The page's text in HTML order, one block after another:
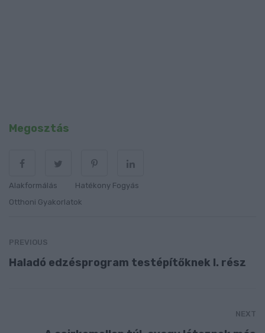
Megosztás
Alakformálás
Hatékony Fogyás
Otthoni Gyakorlatok
PREVIOUS
Haladó edzésprogram testépítőknek I. rész
NEXT